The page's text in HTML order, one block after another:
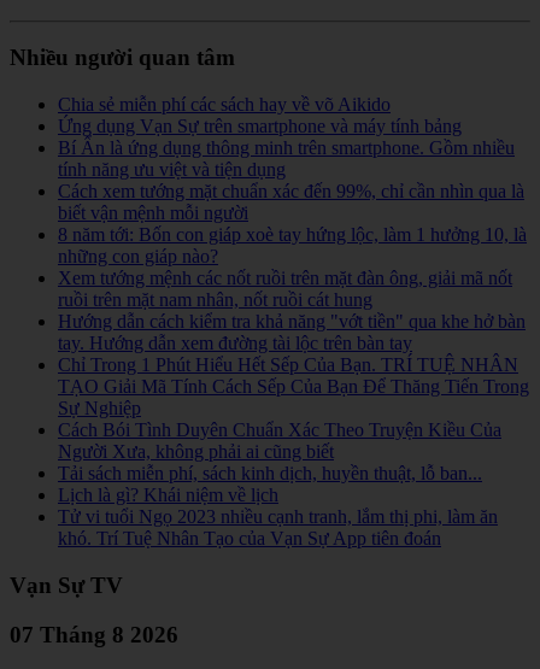
Nhiều người quan tâm
Chia sẻ miễn phí các sách hay về võ Aikido
Ứng dụng Vạn Sự trên smartphone và máy tính bảng
Bí Ẩn là ứng dụng thông minh trên smartphone. Gồm nhiều
tính năng ưu việt và tiện dụng
Cách xem tướng mặt chuẩn xác đến 99%, chỉ cần nhìn qua là
biết vận mệnh mỗi người
8 năm tới: Bốn con giáp xoè tay hứng lộc, làm 1 hưởng 10, là
những con giáp nào?
Xem tướng mệnh các nốt ruồi trên mặt đàn ông, giải mã nốt
ruồi trên mặt nam nhân, nốt ruồi cát hung
Hướng dẫn cách kiểm tra khả năng "vớt tiền" qua khe hở bàn
tay. Hướng dẫn xem đường tài lộc trên bàn tay
Chỉ Trong 1 Phút Hiểu Hết Sếp Của Bạn. TRÍ TUỆ NHÂN
TẠO Giải Mã Tính Cách Sếp Của Bạn Để Thăng Tiến Trong
Sự Nghiệp
Cách Bói Tình Duyên Chuẩn Xác Theo Truyện Kiều Của
Người Xưa, không phải ai cũng biết
Tải sách miễn phí, sách kinh dịch, huyền thuật, lỗ ban...
Lịch là gì? Khái niệm về lịch
Tử vi tuổi Ngọ 2023 nhiều cạnh tranh, lắm thị phi, làm ăn
khó. Trí Tuệ Nhân Tạo của Vạn Sự App tiên đoán
Vạn Sự TV
07 Tháng 8 2026